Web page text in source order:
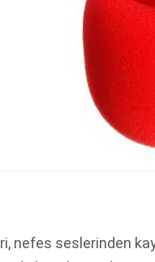
nefes seslerinden